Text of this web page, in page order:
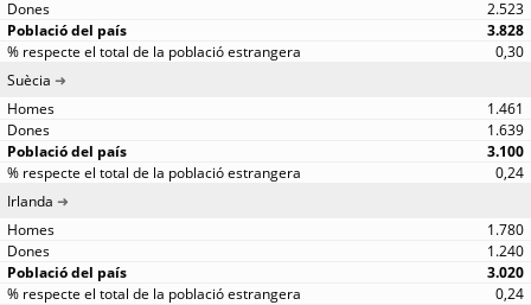
2.523
3.828
0,30
Suècia
1.461
1.639
3.100
0,24
Irlanda
1.780
1.240
3.020
0,24